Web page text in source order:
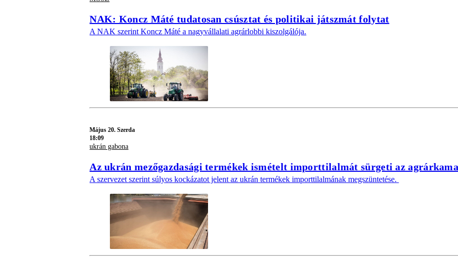
NAK: Koncz Máté tudatosan csúsztat és politikai játszmát folytat
A NAK szerint Koncz Máté a nagyvállalati agrárlobbi kiszolgálója.
Május 20. Szerda
18:09
ukrán gabona
Az ukrán mezőgazdasági termékek ismételt importtilalmát sürgeti az
A szervezet szerint súlyos kockázatot jelent az ukrán termékek importtilalmának megszüntetése.